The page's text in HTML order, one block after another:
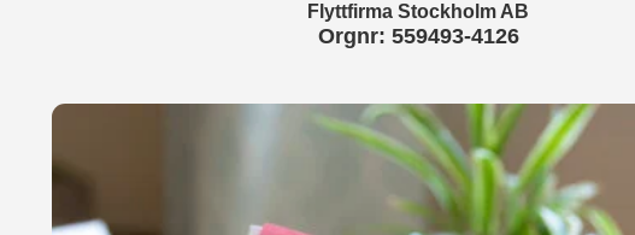
Flyttfirma Stockholm AB
Orgnr: 559493-4126